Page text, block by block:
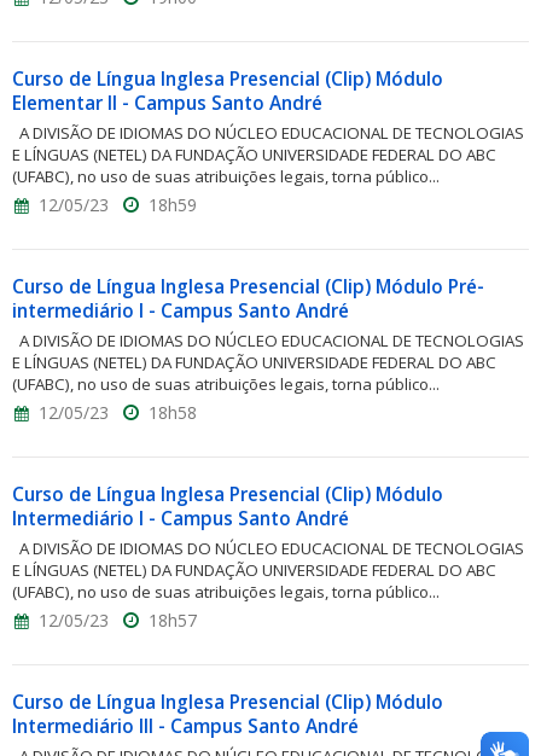
Curso de Língua Inglesa Presencial (Clip) Módulo
Elementar II - Campus Santo André
A DIVISÃO DE IDIOMAS DO NÚCLEO EDUCACIONAL DE TECNOLOGIAS
E LÍNGUAS (NETEL) DA FUNDAÇÃO UNIVERSIDADE FEDERAL DO ABC
(UFABC), no uso de suas atribuições legais, torna público...
12/05/23 18h59
Curso de Língua Inglesa Presencial (Clip) Módulo Pré-
intermediário I - Campus Santo André
A DIVISÃO DE IDIOMAS DO NÚCLEO EDUCACIONAL DE TECNOLOGIAS
E LÍNGUAS (NETEL) DA FUNDAÇÃO UNIVERSIDADE FEDERAL DO ABC
(UFABC), no uso de suas atribuições legais, torna público...
12/05/23 18h58
Curso de Língua Inglesa Presencial (Clip) Módulo
Intermediário I - Campus Santo André
A DIVISÃO DE IDIOMAS DO NÚCLEO EDUCACIONAL DE TECNOLOGIAS
E LÍNGUAS (NETEL) DA FUNDAÇÃO UNIVERSIDADE FEDERAL DO ABC
(UFABC), no uso de suas atribuições legais, torna público...
12/05/23 18h57
Curso de Língua Inglesa Presencial (Clip) Módulo
Intermediário III - Campus Santo André